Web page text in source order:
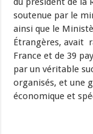
soutenue par le
ainsi que le
Étrangères, avait
France et de 39
par un véritable
organisés, et une
économique et